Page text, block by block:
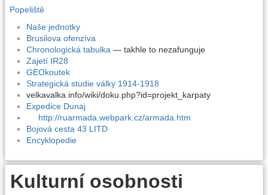
Popeliště
Naše jednotky
Brusilova ofenzíva
Chronologická tabulka — takhle to nezafunguje
Zajetí IR28
GEOkoutek
Strategická studie války 1914-1918
velkavalka.info/wiki/doku.php?id=projekt_karpaty
Expedice Dunaj
http://ruarmada.webpark.cz/armada.htm
Bojová cesta 43 LITD
Encyklopedie
Kulturní osobnosti